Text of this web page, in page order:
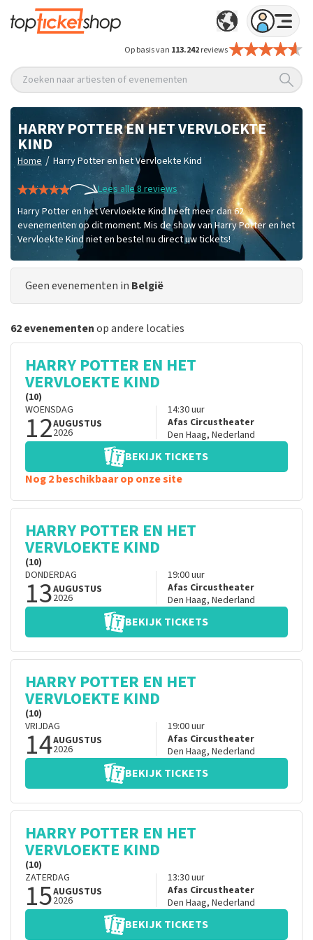
Op basis van 113.242reviews
Zoeken naar artiesten of evenementen
HARRY POTTER EN HET VERVLOEKTE
KIND
Home / Harry Potter en het Vervloekte Kind
Lees alle 8 reviews
Harry Potter en het Vervloekte Kind heeft meer dan 62
evenementen op dit moment. Mis de show van Harry Potter en het
Vervloekte Kind niet en bestel nu direct uw tickets!
Geen evenementen in België
62 evenementenop andere locaties
HARRY POTTER EN HET
VERVLOEKTE KIND
(10)
WOENSDAG
12AUGUSTUS
2026
14:30uur
Afas Circustheater
Den Haag, Nederland
BEKIJK TICKETS
Nog 2 beschikbaar op onze site
HARRY POTTER EN HET
VERVLOEKTE KIND
(10)
DONDERDAG
13AUGUSTUS
2026
19:00uur
Afas Circustheater
Den Haag, Nederland
BEKIJK TICKETS
HARRY POTTER EN HET
VERVLOEKTE KIND
(10)
VRIJDAG
14AUGUSTUS
2026
19:00uur
Afas Circustheater
Den Haag, Nederland
BEKIJK TICKETS
HARRY POTTER EN HET
VERVLOEKTE KIND
(10)
ZATERDAG
15AUGUSTUS
2026
13:30uur
Afas Circustheater
Den Haag, Nederland
BEKIJK TICKETS